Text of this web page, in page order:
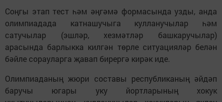
Соңгы этап тест һәм әңгәмә формасында узды, анда
олимпиадада катнашучыга кулланучылар һәм
сатучылар (эшләр, хезмәтләр башкаручылар)
арасында барлыкка килгән төрле ситуацияләр белән
бәйле сорауларга җавап бирергә кирәк иде.
Олимпиаданың жюри составы республиканың әйдәп
баручы югары уку йортларының хокук